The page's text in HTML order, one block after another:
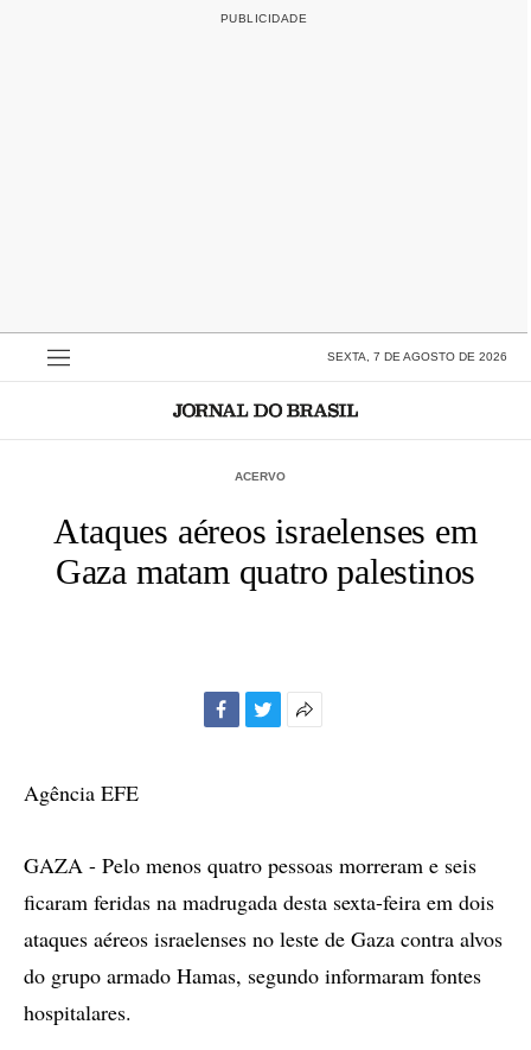
SEXTA, 7 DE AGOSTO DE 2026
ACERVO
Ataques aéreos israelenses em
Gaza matam quatro palestinos
Agência EFE
GAZA - Pelo menos quatro pessoas morreram e seis
ficaram feridas na madrugada desta sexta-feira em dois
ataques aéreos israelenses no leste de Gaza contra alvos
do grupo armado Hamas, segundo informaram fontes
hospitalares.